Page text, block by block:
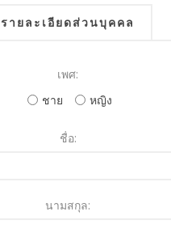
รายละเอียดส่วนบุคคล
เพศ:
ชาย
หญิง
ชื่อ:
นามสกุล: